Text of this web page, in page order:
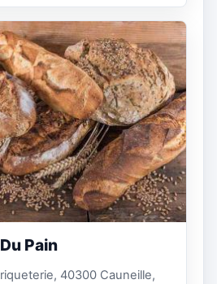
Pain
40300 Cauneille,